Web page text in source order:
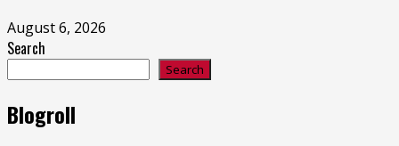
August 6, 2026
Search
Search
Blogroll